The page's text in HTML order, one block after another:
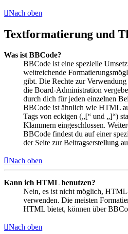
Nach oben
Textformatierung und
Was ist BBCode?
BBCode ist eine spezielle
weitreichende
gibt. Die Rechte zur
die Board-Administration
durch dich für jeden einzelnen
BBCode ist ähnlich wie HTML
Tags von eckigen („[“ und „]“)
Klammern eingeschlossen.
BBCode findest du auf einer
der Seite zur Beitragserstellung
Nach oben
Kann ich HTML benutzen?
Nein, es ist nicht möglich,
verwenden. Die meisten
HTML bietet, können über
Nach oben